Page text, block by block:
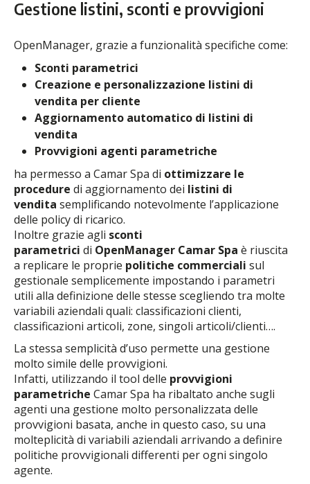
Gestione listini, sconti e provvigioni
OpenManager, grazie a funzionalità specifiche come:
Sconti parametrici
Creazione e personalizzazione listini di
vendita per cliente
Aggiornamento automatico di listini di
vendita
Provvigioni agenti parametriche
ha permesso a Camar Spa di ottimizzare le
procedure di aggiornamento dei listini di
vendita semplificando notevolmente l’applicazione
delle policy di ricarico.
Inoltre grazie agli sconti
parametrici di OpenManager Camar Spa è riuscita
a replicare le proprie politiche commerciali sul
gestionale semplicemente impostando i parametri
utili alla definizione delle stesse scegliendo tra molte
variabili aziendali quali: classificazioni clienti,
classificazioni articoli, zone, singoli articoli/clienti….
La stessa semplicità d’uso permette una gestione
molto simile delle provvigioni.
Infatti, utilizzando il tool delle provvigioni
parametriche Camar Spa ha ribaltato anche sugli
agenti una gestione molto personalizzata delle
provvigioni basata, anche in questo caso, su una
molteplicità di variabili aziendali arrivando a definire
politiche provvigionali differenti per ogni singolo
agente.